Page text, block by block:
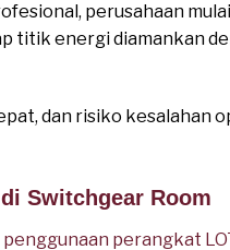
perusahaan
titik energi diamankan
dan risiko kesalahan
Switchgear Room
perangkat